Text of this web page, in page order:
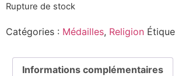
Rupture de stock
Catégories : Médailles, Religion
Informations complémentaires